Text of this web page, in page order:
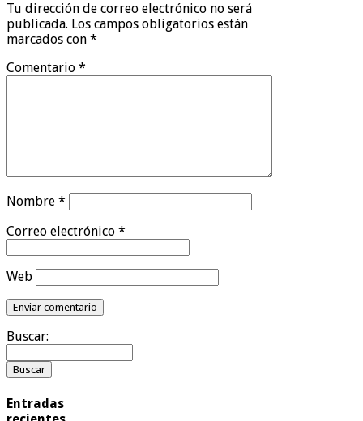
Tu dirección de correo electrónico no será
publicada. Los campos obligatorios están
marcados con *
Comentario *
Nombre *
Correo electrónico *
Web
Buscar:
Entradas